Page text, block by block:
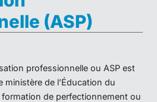
(ASP)
professionnelle ou ASP est
ministère de l’Éducation du
formation de perfectionnement ou